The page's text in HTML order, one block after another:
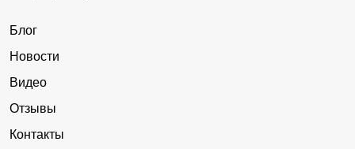
Блог
Новости
Видео
Отзывы
Контакты